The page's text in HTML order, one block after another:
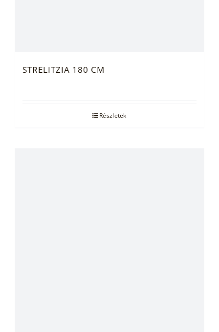
STRELITZIA 180 CM
Részletek